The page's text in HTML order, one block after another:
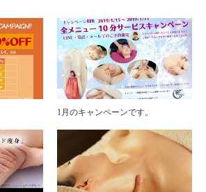
1月のキャンペーンです。